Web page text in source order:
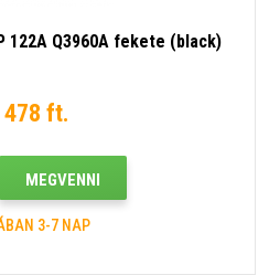
122A Q3960A fekete (black)
478 ft.
MEGVENNI
3-7 NAP